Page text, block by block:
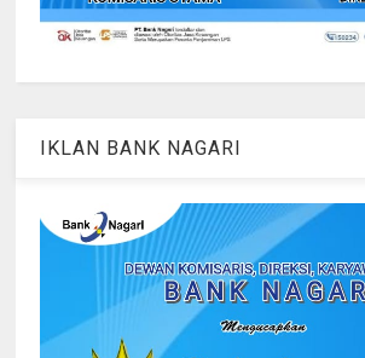
IKLAN BANK NAGARI